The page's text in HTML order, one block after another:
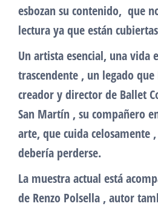
esbozan su contenido, que
lectura ya que están
Un artista esencial, una vida
trascendente , un legado
creador y director de Ballet
San Martín , su compañero
arte, que cuida celosamente
debería perderse.
La muestra actual está
de Renzo Polsella , autor